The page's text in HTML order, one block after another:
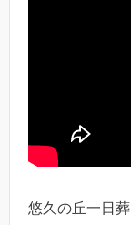
悠久の丘一日葬